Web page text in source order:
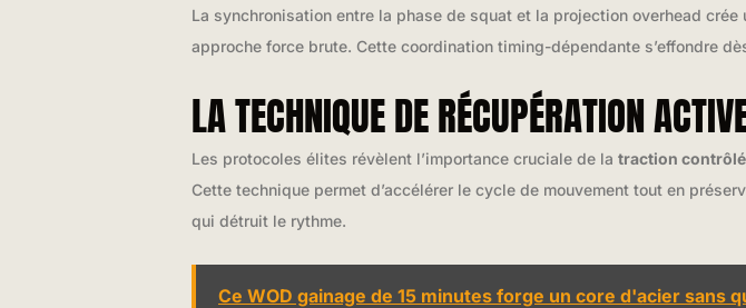
La synchronisation entre la phase de squat et la projection overhead crée
approche force brute. Cette coordination timing-dépendante s’effondre
LA TECHNIQUE DE RÉCUPÉRATION
Les protocoles élites révèlent l’importance cruciale de la traction
Cette technique permet d’accélérer le cycle de mouvement tout en
qui détruit le rythme.
Ce WOD gainage de 15 minutes forge un core d'acier sans